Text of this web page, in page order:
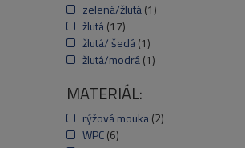
zelená/žlutá(1)
žlutá(17)
žlutá/ šedá(1)
žlutá/modrá(1)
MATERIÁL:
rýžová mouka(2)
WPC(6)